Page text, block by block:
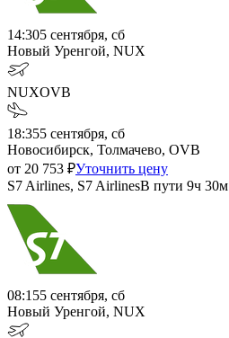
14:305 сентября, сб
Новый Уренгой, NUX
NUXOVB
18:355 сентября, сб
Новосибирск, Толмачево, OVB
от 20 753 ₽Уточнить цену
S7 Airlines, S7 AirlinesВ пути 9ч 30м
08:155 сентября, сб
Новый Уренгой, NUX